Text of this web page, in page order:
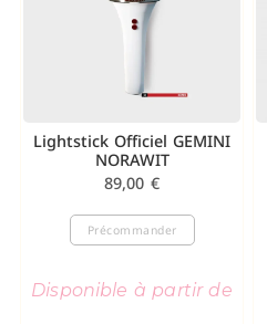
Lightstick Officiel GEMINI
NORAWIT
89,00 €
Précommander
Disponible à partir de